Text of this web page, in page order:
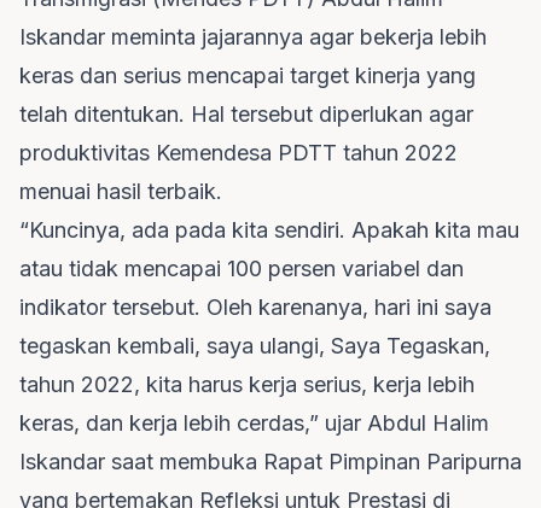
Iskandar meminta jajarannya agar bekerja lebih
keras dan serius mencapai target kinerja yang
telah ditentukan. Hal tersebut diperlukan agar
produktivitas Kemendesa PDTT tahun 2022
menuai hasil terbaik.
“Kuncinya, ada pada kita sendiri. Apakah kita mau
atau tidak mencapai 100 persen variabel dan
indikator tersebut. Oleh karenanya, hari ini saya
tegaskan kembali, saya ulangi, Saya Tegaskan,
tahun 2022, kita harus kerja serius, kerja lebih
keras, dan kerja lebih cerdas,” ujar Abdul Halim
Iskandar saat membuka Rapat Pimpinan Paripurna
yang bertemakan Refleksi untuk Prestasi di